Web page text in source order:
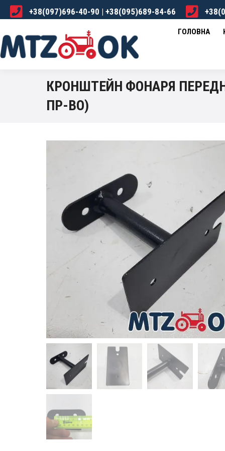
+38(097)696-40-90 | +38(095)689-84-66
ГОЛОВНА
КРОНШТЕЙН ФОНАРЯ
ПР-ВО)
ГОЛОВНА КАТАЛОГ ПРО НАС